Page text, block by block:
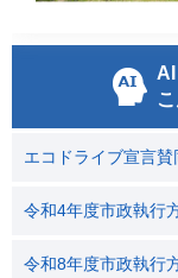
エコドライブ宣言
令和4年度市政執行
令和8年度市政執行